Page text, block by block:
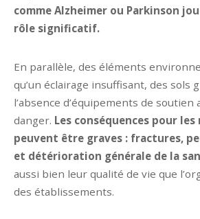
comme Alzheimer ou Parkinson
rôle significatif.
En parallèle, des éléments
qu’un éclairage insuffisant, des sols
l’absence d’équipements de soutien
danger. Les conséquences pour
peuvent être graves : fractures,
et détérioration générale de la
aussi bien leur qualité de vie que
des établissements.